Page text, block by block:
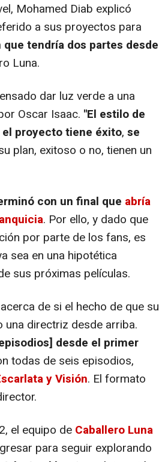
Mohamed Diab explicó
a sus proyectos para
que tendría dos partes desde
Luna.
dar luz verde a una
Oscar Isaac. "El estilo de
proyecto tiene éxito, se
plan, exitoso o no, tienen un
con un final que abría
. Por ello, y dado que
por parte de los fans, es
sea en una hipotética
sus próximas películas.
de si el hecho de que su
una directriz desde arriba.
desde el primer
todas de seis episodios,
y Visión. El formato
el equipo de Caballero Luna
para seguir explorando